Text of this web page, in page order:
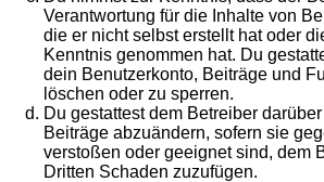
Verantwortung für die Inhalte von
die er nicht selbst erstellt hat oder
Kenntnis genommen hat. Du
dein Benutzerkonto, Beiträge und
löschen oder zu sperren.
Du gestattest dem Betreiber
Beiträge abzuändern, sofern sie
verstoßen oder geeignet sind, dem
Dritten Schaden zuzufügen.